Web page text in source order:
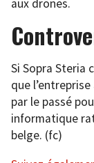
aux drones.
Si Sopra Steria
que
par le passé
informatique
belge. (fc)